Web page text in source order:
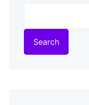
Search